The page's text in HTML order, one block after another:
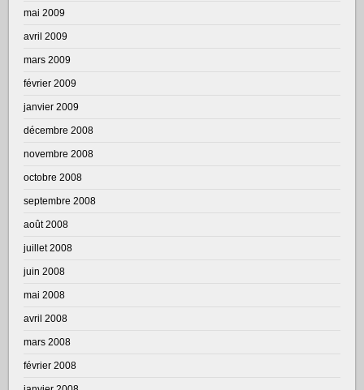
mai 2009
avril 2009
mars 2009
février 2009
janvier 2009
décembre 2008
novembre 2008
octobre 2008
septembre 2008
août 2008
juillet 2008
juin 2008
mai 2008
avril 2008
mars 2008
février 2008